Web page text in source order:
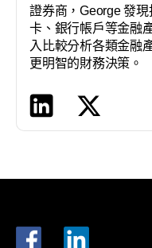
證券商，George 發
卡、銀行帳戶等金融
入比較分析各類金融
更明智的財務決策。